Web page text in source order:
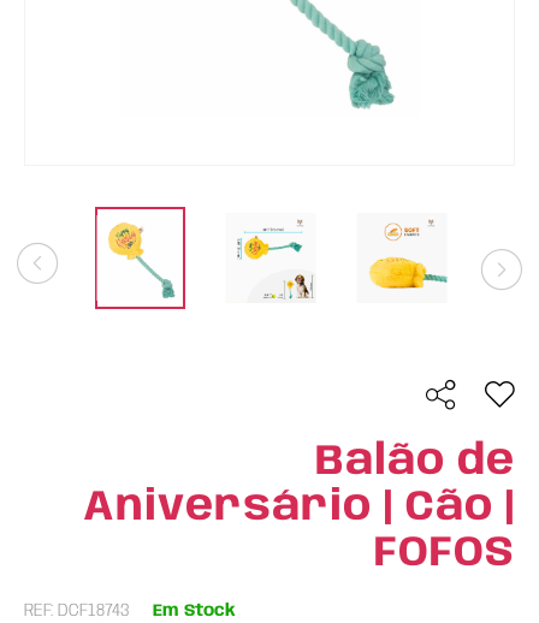
Balão de
Aniversário | Cão |
FOFOS
REF: DCF18743 Em Stock